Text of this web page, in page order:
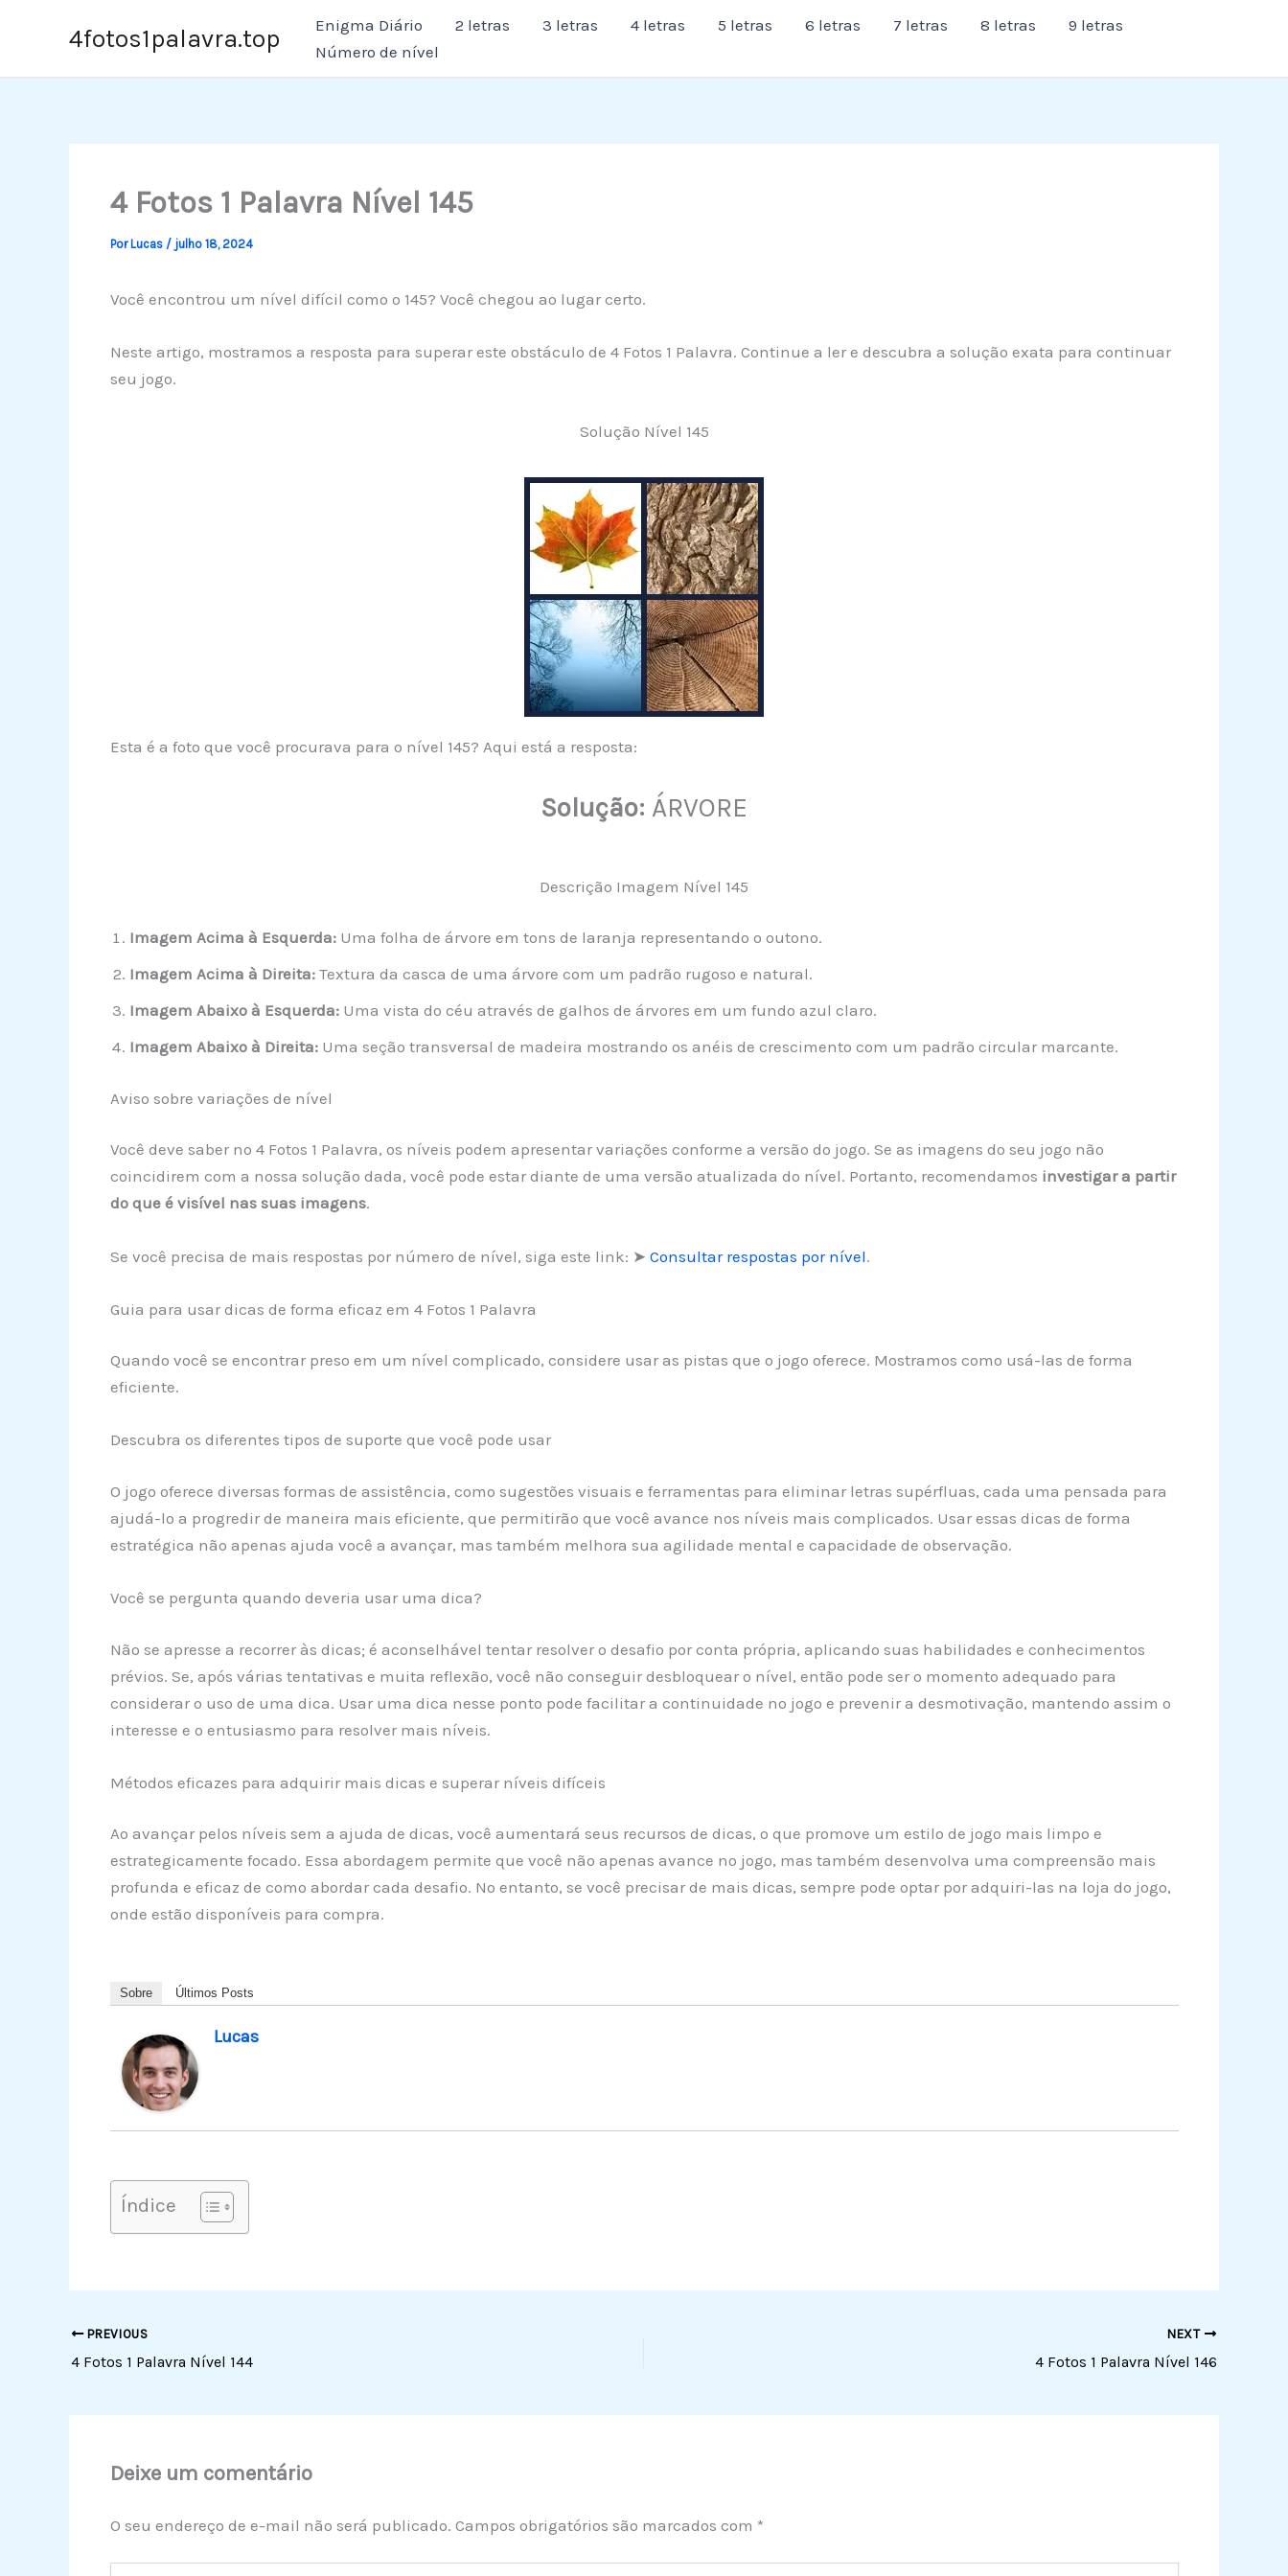
4fotos1palavra.top Enigma Diário 2 letras 3 letras 4 letras 5 letras 6 letras 7 letras 8 letras
9 letras
Número de nível
4 Fotos 1 Palavra Nível 145
PorLucas / julho 18, 2024
Você encontrou um nível difícil como o 145? Você chegou ao lugar certo.
Neste artigo, mostramos a resposta para superar este obstáculo de 4 Fotos 1 Palavra. Continue a ler e descubra a solução exata para continuar
seu jogo.
Solução Nível 145
Esta é a foto que você procurava para o nível 145? Aqui está a resposta:
Solução: ÁRVORE
Descrição Imagem Nível 145
Imagem Acima à Esquerda:Uma folha de árvore em tons de laranja representando o outono.
Imagem Acima à Direita:Textura da casca de uma árvore com um padrão rugoso e natural.
Imagem Abaixo à Esquerda:Uma vista do céu através de galhos de árvores em um fundo azul claro.
Imagem Abaixo à Direita:Uma seção transversal de madeira mostrando os anéis de crescimento com um padrão circular marcante.
Aviso sobre variações de nível
Você deve saber no 4 Fotos 1 Palavra, os níveis podem apresentar variações conforme a versão do jogo. Se as imagens do seu jogo não
coincidirem com a nossa solução dada, você pode estar diante de uma versão atualizada do nível. Portanto, recomendamos investigar a partir
do que é visível nas suas imagens.
Se você precisa de mais respostas por número de nível, siga este link: ➤ Consultar respostas por nível.
Guia para usar dicas de forma eficaz em 4 Fotos 1 Palavra
Quando você se encontrar preso em um nível complicado, considere usar as pistas que o jogo oferece. Mostramos como usá-las de forma
eficiente.
Descubra os diferentes tipos de suporte que você pode usar
O jogo oferece diversas formas de assistência, como sugestões visuais e ferramentas para eliminar letras supérfluas, cada uma pensada para
ajudá-lo a progredir de maneira mais eficiente, que permitirão que você avance nos níveis mais complicados. Usar essas dicas de forma
estratégica não apenas ajuda você a avançar, mas também melhora sua agilidade mental e capacidade de observação.
Você se pergunta quando deveria usar uma dica?
Não se apresse a recorrer às dicas; é aconselhável tentar resolver o desafio por conta própria, aplicando suas habilidades e conhecimentos
prévios. Se, após várias tentativas e muita reflexão, você não conseguir desbloquear o nível, então pode ser o momento adequado para
considerar o uso de uma dica. Usar uma dica nesse ponto pode facilitar a continuidade no jogo e prevenir a desmotivação, mantendo assim o
interesse e o entusiasmo para resolver mais níveis.
Métodos eficazes para adquirir mais dicas e superar níveis difíceis
Ao avançar pelos níveis sem a ajuda de dicas, você aumentará seus recursos de dicas, o que promove um estilo de jogo mais limpo e
estrategicamente focado. Essa abordagem permite que você não apenas avance no jogo, mas também desenvolva uma compreensão mais
profunda e eficaz de como abordar cada desafio. No entanto, se você precisar de mais dicas, sempre pode optar por adquiri-las na loja do jogo,
onde estão disponíveis para compra.
Sobre Últimos Posts
Lucas
Índice
PREVIOUS
4 Fotos 1 Palavra Nível 144
NEXT
4 Fotos 1 Palavra Nível 146
Deixe um comentário
O seu endereço de e-mail não será publicado. Campos obrigatórios são marcados com *